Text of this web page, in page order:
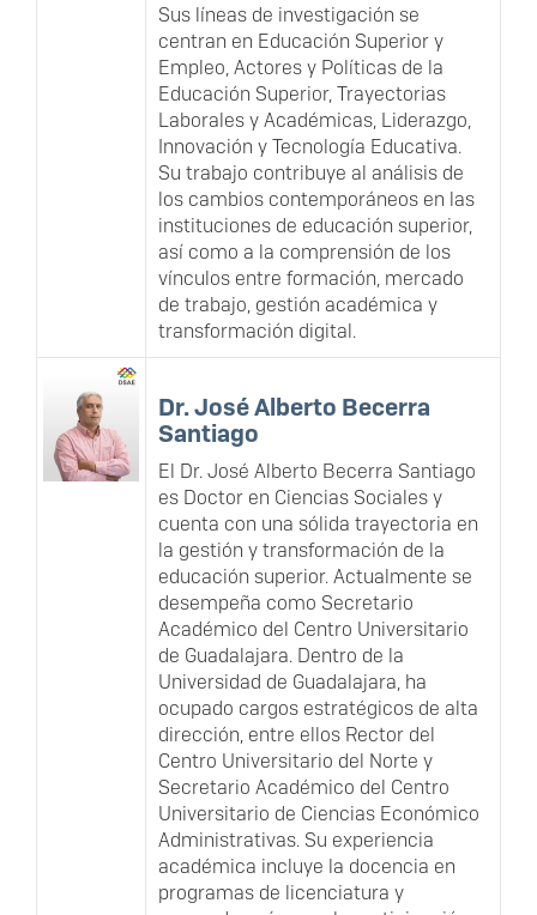
Sus líneas de investigación se
centran en Educación Superior y
Empleo, Actores y Políticas de la
Educación Superior, Trayectorias
Laborales y Académicas, Liderazgo,
Innovación y Tecnología Educativa.
Su trabajo contribuye al análisis de
los cambios contemporáneos en las
instituciones de educación superior,
así como a la comprensión de los
vínculos entre formación, mercado
de trabajo, gestión académica y
transformación digital.
Dr. José Alberto Becerra
Santiago
El Dr. José Alberto Becerra Santiago
es Doctor en Ciencias Sociales y
cuenta con una sólida trayectoria en
la gestión y transformación de la
educación superior. Actualmente se
desempeña como Secretario
Académico del Centro Universitario
de Guadalajara. Dentro de la
Universidad de Guadalajara, ha
ocupado cargos estratégicos de alta
dirección, entre ellos Rector del
Centro Universitario del Norte y
Secretario Académico del Centro
Universitario de Ciencias Económico
Administrativas. Su experiencia
académica incluye la docencia en
programas de licenciatura y